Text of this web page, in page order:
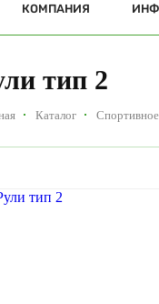
КОМПАНИЯ
тип 2
Каталог